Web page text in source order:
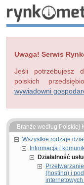
Uwaga! Serwis
Jeśli potrzebujesz
polskich
wywiadowni
Branże według Polskiej
Wszystkie rodzaje
Informacja i
Działalność
(hosting) i